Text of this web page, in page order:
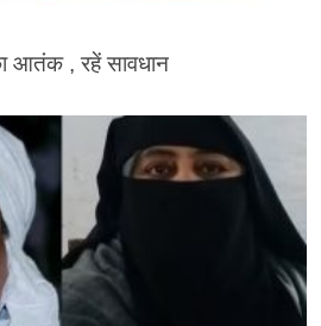
आतंक , रहें सावधान